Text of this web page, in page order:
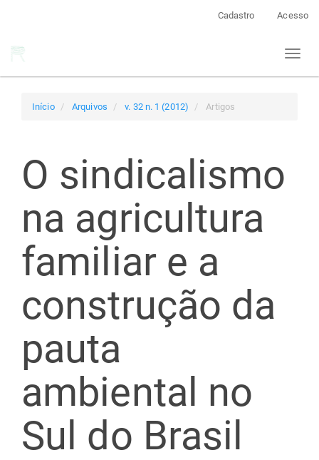
Cadastro Acesso
Toggle
Início Arquivos v. 32 n. 1 (2012) Artigos
O sindicalismo
na agricultura
familiar e a
construção da
pauta
ambiental no
Sul do Brasil